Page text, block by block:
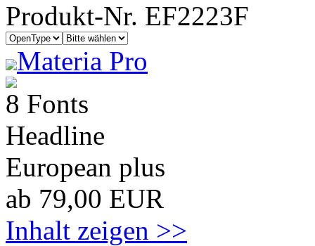
Produkt-Nr. EF2223F
Materia Pro
8 Fonts
Headline
European plus
ab 79,00 EUR
Inhalt zeigen >>